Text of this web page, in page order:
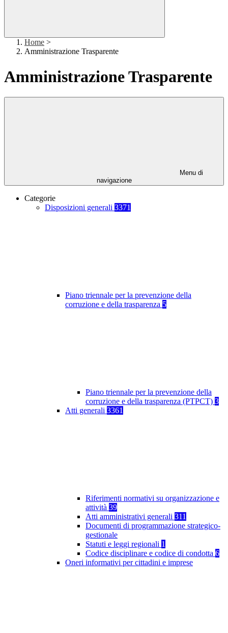
Home >
Amministrazione Trasparente
Amministrazione Trasparente
Menu di
navigazione
Categorie
Disposizioni generali 3371
Piano triennale per la prevenzione della
corruzione e della trasparenza 5
Piano triennale per la prevenzione della
corruzione e della trasparenza (PTPCT) 3
Atti generali 3361
Riferimenti normativi su organizzazione e
attività 39
Atti amministrativi generali 311
Documenti di programmazione strategico-
gestionale
Statuti e leggi regionali 1
Codice disciplinare e codice di condotta 6
Oneri informativi per cittadini e imprese